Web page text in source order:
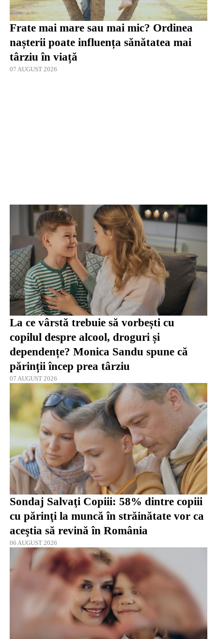
Frate mai mare sau mai mic? Ordinea
nașterii poate influența sănătatea mai
târziu în viață
07 AUGUST 2026
La ce vârstă trebuie să vorbești cu
copilul despre alcool, droguri și
dependențe? Monica Sandu spune că
părinții încep prea târziu
07 AUGUST 2026
Sondaj Salvaţi Copiii: 58% dintre copiii
cu părinţi la muncă în străinătate vor ca
aceştia să revină în România
06 AUGUST 2026